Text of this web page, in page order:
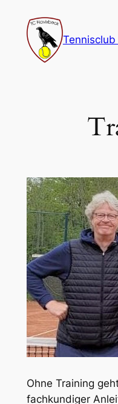
Inhalt
springen
Ohne Training
fachkundiger